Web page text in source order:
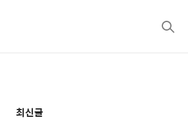
검
추
최신글